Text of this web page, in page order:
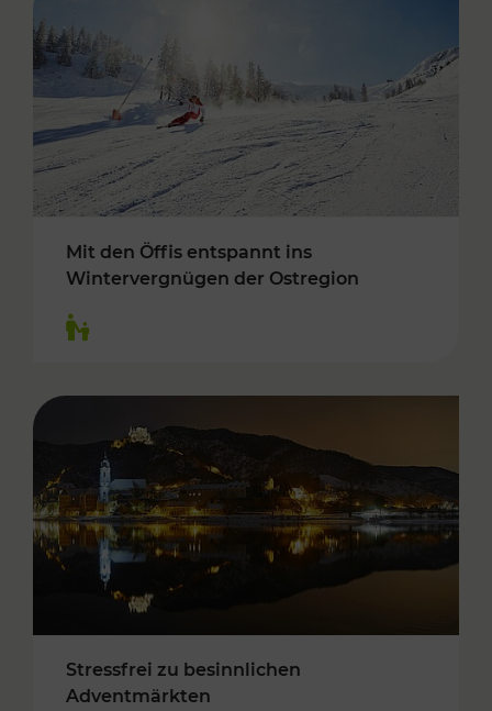
Mit den Öffis entspannt ins
Wintervergnügen der Ostregion
Stressfrei zu besinnlichen
Adventmärkten